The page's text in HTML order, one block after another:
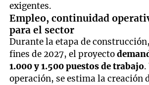
exigentes.
Empleo, continuidad
para el sector
Durante la etapa de
fines de 2027, el proyecto
1.000 y 1.500 puestos de trabajo.
operación, se estima la creación